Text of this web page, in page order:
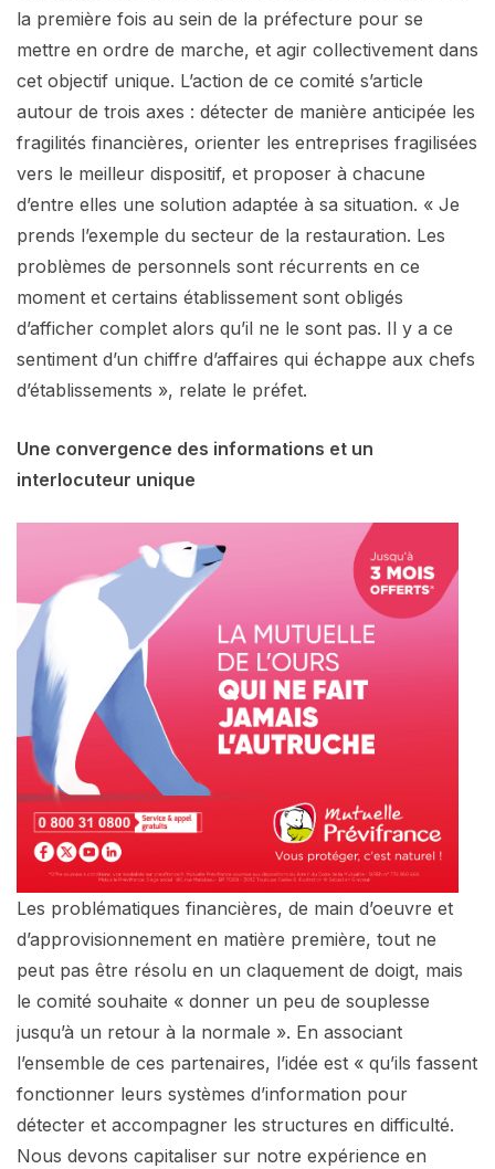
la première fois au sein de la préfecture pour se
mettre en ordre de marche, et agir collectivement dans
cet objectif unique. L’action de ce comité s’article
autour de trois axes : détecter de manière anticipée les
fragilités financières, orienter les entreprises fragilisées
vers le meilleur dispositif, et proposer à chacune
d’entre elles une solution adaptée à sa situation. « Je
prends l’exemple du secteur de la restauration. Les
problèmes de personnels sont récurrents en ce
moment et certains établissement sont obligés
d’afficher complet alors qu’il ne le sont pas. Il y a ce
sentiment d’un chiffre d’affaires qui échappe aux chefs
d’établissements », relate le préfet.
Une convergence des informations et un
interlocuteur unique
Les problématiques financières, de main d’oeuvre et
d’approvisionnement en matière première, tout ne
peut pas être résolu en un claquement de doigt, mais
le comité souhaite « donner un peu de souplesse
jusqu’à un retour à la normale ». En associant
l’ensemble de ces partenaires, l’idée est « qu’ils fassent
fonctionner leurs systèmes d’information pour
détecter et accompagner les structures en difficulté.
Nous devons capitaliser sur notre expérience en